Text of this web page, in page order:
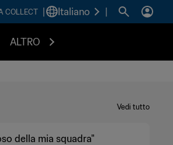
COLLECT Italiano
ALTRO
Vedi tutto
della mia squadra"